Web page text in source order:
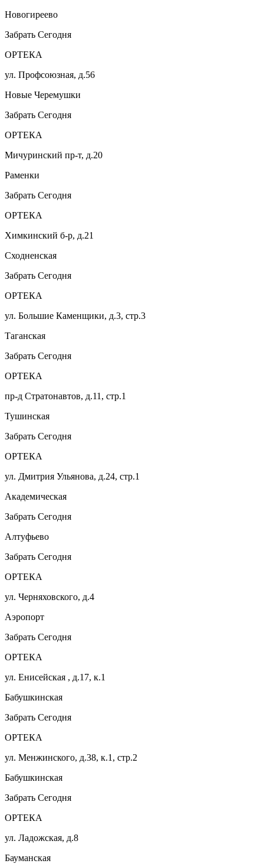
Новогиреево
Забрать Сегодня
ОРТЕКА
ул. Профсоюзная, д.56
Новые Черемушки
Забрать Сегодня
ОРТЕКА
Мичуринский пр-т, д.20
Раменки
Забрать Сегодня
ОРТЕКА
Химкинский б-р, д.21
Сходненская
Забрать Сегодня
ОРТЕКА
ул. Большие Каменщики, д.3, стр.3
Таганская
Забрать Сегодня
ОРТЕКА
пр-д Стратонавтов, д.11, стр.1
Тушинская
Забрать Сегодня
ОРТЕКА
ул. Дмитрия Ульянова, д.24, стр.1
Академическая
Забрать Сегодня
Алтуфьево
Забрать Сегодня
ОРТЕКА
ул. Черняховского, д.4
Аэропорт
Забрать Сегодня
ОРТЕКА
ул. Енисейская , д.17, к.1
Бабушкинская
Забрать Сегодня
ОРТЕКА
ул. Менжинского, д.38, к.1, стр.2
Бабушкинская
Забрать Сегодня
ОРТЕКА
ул. Ладожская, д.8
Бауманская